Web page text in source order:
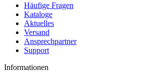
Häufige Fragen
Kataloge
Aktuelles
Versand
Ansprechpartner
Support
Informationen